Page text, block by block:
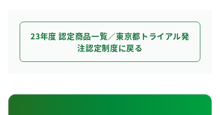
23年度 認定商品一覧／東京都トライアル発
注認定制度に戻る